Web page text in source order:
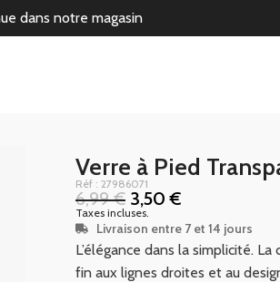
dans notre magasin
Verre à Pied
Réf : 27986071
6,99€ 3,50€
Taxes incluses.
Livraison entre 7 et 14 jours
L’élégance dans la simplicité.
fin aux lignes droites et au